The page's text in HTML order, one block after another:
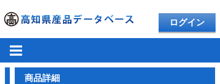
ログイン
商品詳細